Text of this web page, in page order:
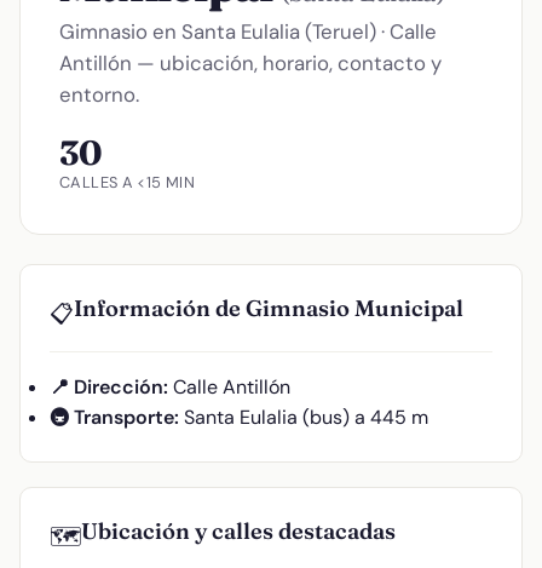
Gimnasio en Santa Eulalia (Teruel) · Calle
Antillón — ubicación, horario, contacto y
entorno.
30
CALLES A <15 MIN
📋Información de Gimnasio Municipal
📍 Dirección: Calle Antillón
🚇 Transporte: Santa Eulalia (bus) a 445 m
🗺️Ubicación y calles destacadas